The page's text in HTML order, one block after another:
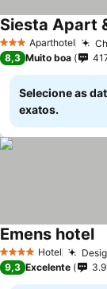
3 EstrelasAparthotel
Siesta Apart
8,3 Muito boa
Selecione as
exatos.
4 EstrelasHotel
Emens hotel
9,3 Excelente